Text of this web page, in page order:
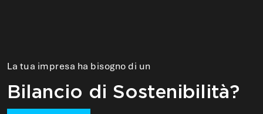
La tua impresa ha bisogno di un
Bilancio di Sostenibilità?